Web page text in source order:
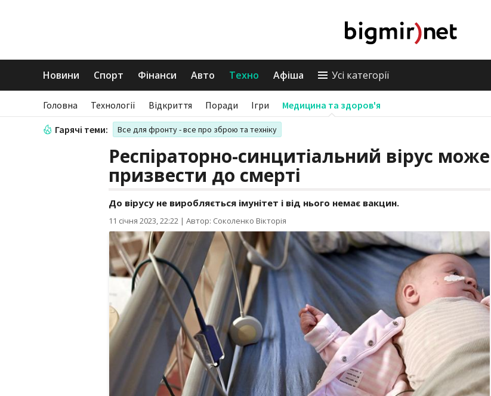
Новини Спорт Фінанси Авто Техно Афіша Усі категорії
Головна Технології Відкриття Поради Ігри Медицина та здоров'я
Гарячі теми: Все для фронту - все про зброю та техніку
Респіраторно-синцитіальний вірус може
призвести до смерті
До вірусу не виробляється імунітет і від нього немає вакцин.
11 січня 2023, 22:22 | Автор: Соколенко Вікторія